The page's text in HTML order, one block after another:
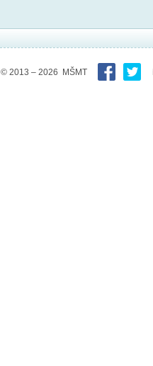
© 2013 – 2026 MŠMT